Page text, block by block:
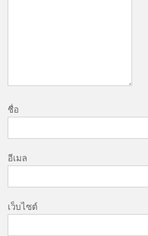
ชื่อ
อีเมล
เว็บไซต์